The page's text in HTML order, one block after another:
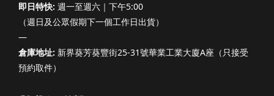
即日特快: 週一至週六｜下午5:00
（週日及公眾假期下一個工作日出貨）
—
倉庫地址: 新界葵芳葵豐街25-31號華業工業大廈A座（只接受
預約取件）